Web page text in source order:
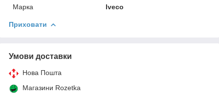
Марка
Iveco
Приховати
Умови доставки
Нова Пошта
Магазини Rozetka